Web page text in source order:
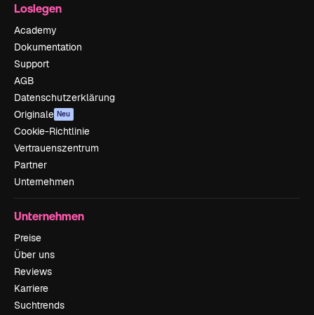
Loslegen
Academy
Dokumentation
Support
AGB
Datenschutzerklärung
Originale Neu
Cookie-Richtlinie
Vertrauenszentrum
Partner
Unternehmen
Unternehmen
Preise
Über uns
Reviews
Karriere
Suchtrends